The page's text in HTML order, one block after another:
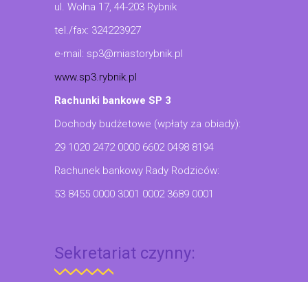
ul. Wolna 17, 44-203 Rybnik
tel./fax: 324223927
e-mail: sp3@miastorybnik.pl
www.sp3.rybnik.pl
Rachunki bankowe SP 3
Dochody budżetowe (wpłaty za obiady):
29 1020 2472 0000 6602 0498 8194
Rachunek bankowy Rady Rodziców:
53 8455 0000 3001 0002 3689 0001
Sekretariat czynny: